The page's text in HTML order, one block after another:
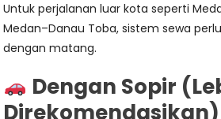
Untuk perjalanan luar kota seperti
Medan–Danau Toba, sistem sewa
dengan matang.
Dengan Sopir
Direkomendasikan)